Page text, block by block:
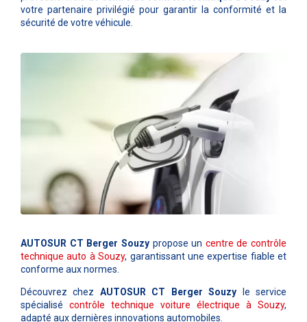
votre partenaire privilégié pour garantir la conformité et la
sécurité de votre véhicule.
AUTOSUR CT Berger Souzypropose un centre de contrôle
technique auto à Souzy, garantissant une expertise fiable et
conforme aux normes.
Découvrez chez AUTOSUR CT Berger Souzy le service
spécialisé contrôle technique voiture électrique à Souzy,
adapté aux dernières innovations automobiles.